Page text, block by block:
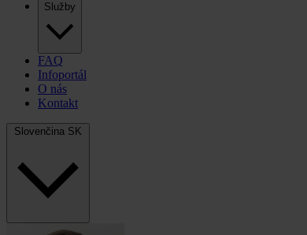
Služby
FAQ
Infoportál
O nás
Kontakt
Slovenčina SK